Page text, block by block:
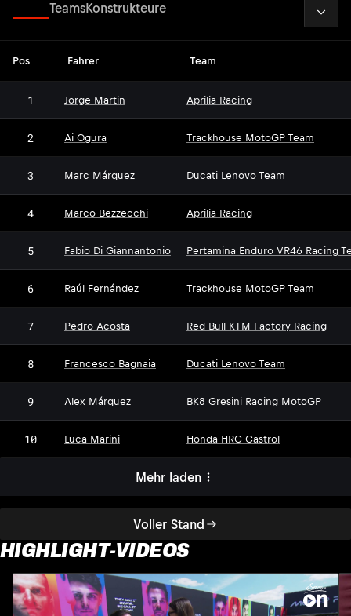
Voller Stand
TeamsKonstrukteure
Pos Fahrer Team
1 Jorge Martin Aprilia Racing
2 Ai Ogura Trackhouse MotoGP Team
3 Marc Márquez Ducati Lenovo Team
4 Marco Bezzecchi Aprilia Racing
5 Fabio Di Giannantonio Pertamina Enduro VR46 Racing
6 Raúl Fernández Trackhouse MotoGP Team
7 Pedro Acosta Red Bull KTM Factory Racing
8 Francesco Bagnaia Ducati Lenovo Team
9 Alex Márquez BK8 Gresini Racing MotoGP
10 Luca Marini Honda HRC Castrol
Mehr laden
HIGHLIGHT-VIDEOS